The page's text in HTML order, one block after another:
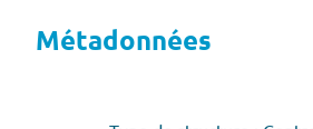
Métadonnées